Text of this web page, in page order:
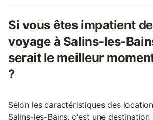
Si vous êtes impatient
voyage à Salins-les-
serait le meilleur
?
Selon les caractéristiques des
Salins-les-Bains, c'est une